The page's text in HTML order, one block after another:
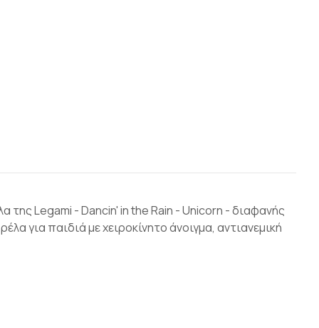
της Legami - Dancin' in the Rain - Unicorn - διαφανής
για παιδιά με χειροκίνητο άνοιγμα, αντιανεμική